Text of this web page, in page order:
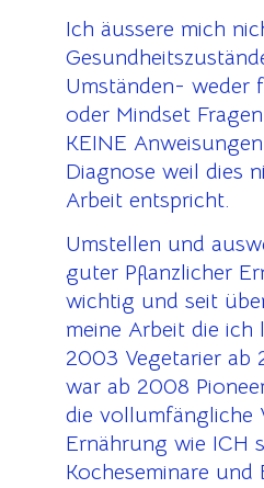
Ich äussere mich
Umständen- weder
oder Mindset
KEINE
Diagnose weil dies
Arbeit entspricht.
Umstellen und
guter Pflanzlicher
wichtig und seit
meine Arbeit die ich
2003 Vegetarier ab
war ab 2008
die vollumfängliche
Ernährung wie ICH
Kocheseminare und